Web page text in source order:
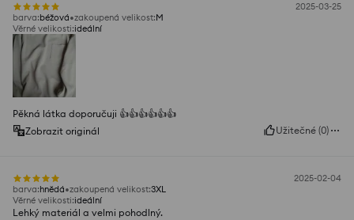
2025-03-25
barva:béžová zakoupená velikost:M
Věrné velikosti:ideální
Pěkná látka doporučuji 👍️👍️👍️👍️👍️👍️
Zobrazit originál
Užitečné (0)
2025-02-04
barva:hnědá zakoupená velikost:3XL
Věrné velikosti:ideální
Lehký materiál a velmi pohodlný.